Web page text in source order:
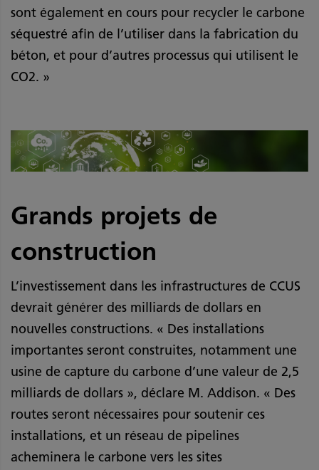
sont également en cours pour recycler le carbone
séquestré afin de l’utiliser dans la fabrication du
béton, et pour d’autres processus qui utilisent le
CO2. »
Grands projets de
construction
L’investissement dans les infrastructures de CCUS
devrait générer des milliards de dollars en
nouvelles constructions. « Des installations
importantes seront construites, notamment une
usine de capture du carbone d’une valeur de 2,5
milliards de dollars », déclare M. Addison. « Des
routes seront nécessaires pour soutenir ces
installations, et un réseau de pipelines
acheminera le carbone vers les sites